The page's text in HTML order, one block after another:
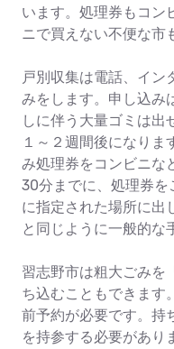
います。処理券もコン
ニで買えない不便な市
戸別収集は電話、イン
みをします。申し込み
しに伴う大量ゴミは出
１～２週間後になり
み処理券をコンビニな
30分までに、処理券
に指定された場所に出
と同じように一般的な
習志野市は粗大ごみを
ち込むこともできます
前予約が必要です。持
を持参する必要があり